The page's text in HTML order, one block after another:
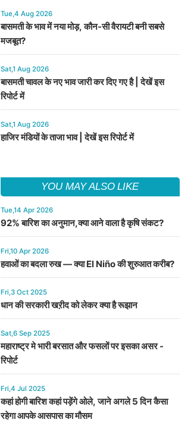
Tue,4 Aug 2026
बासमती के भाव में नया मोड़, कौन-सी वैरायटी बनी सबसे
मजबूत?
Sat,1 Aug 2026
बासमती चावल के नए भाव जारी कर दिए गए है | देखें इस
रिपोर्ट में
Sat,1 Aug 2026
हाजिर मंडियों के ताजा भाव | देखें इस रिपोर्ट में
YOU MAY ALSO LIKE
Tue,14 Apr 2026
92% बारिश का अनुमान,क्या आने वाला है कृषि संकट?
Fri,10 Apr 2026
हवाओं का बदला रुख — क्या El Niño की शुरुआत करीब?
Fri,3 Oct 2025
धान की सरकारी खऱीद को लेकर क्या है रूझान
Sat,6 Sep 2025
महाराष्ट्र मे भारी बरसात और फसलों पर इसका असर -
रिपोर्ट
Fri,4 Jul 2025
कहां होगी बारिश कहां पड़ेंगे ओले, जाने अगले 5 दिन कैसा
रहेगा आपके आसपास का मौसम